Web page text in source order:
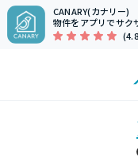
CANARY(カナリー)
物件をアプリでサク